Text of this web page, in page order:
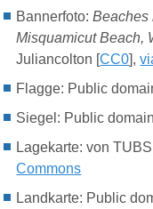
Bannerfoto:Beaches
Misquamicut Beach,
Juliancolton [CC0],
Flagge: Public
Siegel: Public
Lagekarte: von
Commons
Landkarte: Public